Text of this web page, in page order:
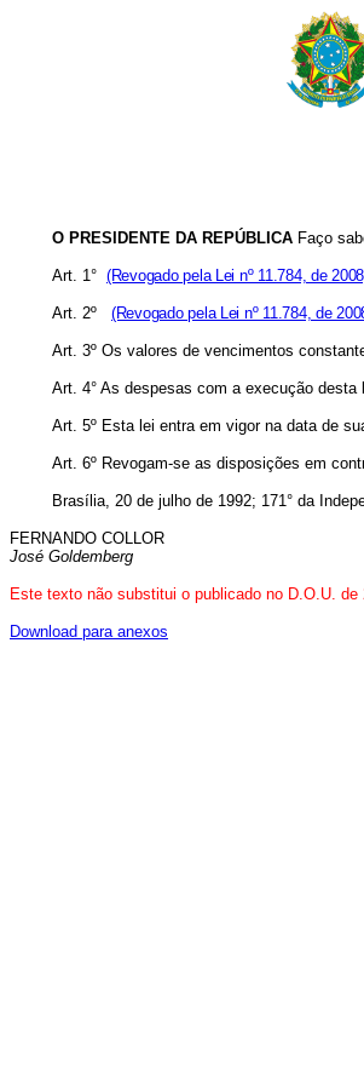
O PRESIDENTE DA REPÚBLICA Faço
Art. 1° (Revogado pela Lei nº 11.784, de
Art. 2º (Revogado pela Lei nº 11.784, de
Art. 3º Os valores de vencimentos
Art. 4° As despesas com a execução
Art. 5º Esta lei entra em vigor na data de
Art. 6º Revogam-se as disposições em
Brasília, 20 de julho de 1992; 171° da
FERNANDO COLLOR
José Goldemberg
Este texto não substitui o publicado no D.O.U. de
Download para anexos